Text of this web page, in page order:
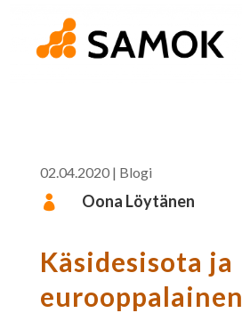
02.04.2020| Blogi
 Oona Löytänen
Käsidesisota ja
eurooppalainen